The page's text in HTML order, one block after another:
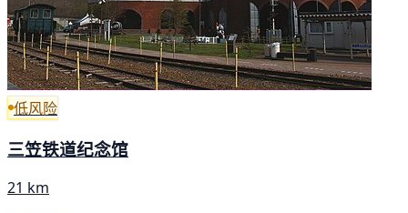
低风险
三笠铁道纪念馆
21 km